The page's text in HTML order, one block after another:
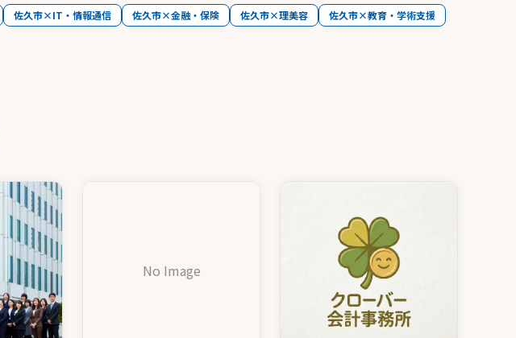
佐久市×IT・情報通信 佐久市×金融・保険 佐久市×理美容
佐久市×教育・学術支援
No Image